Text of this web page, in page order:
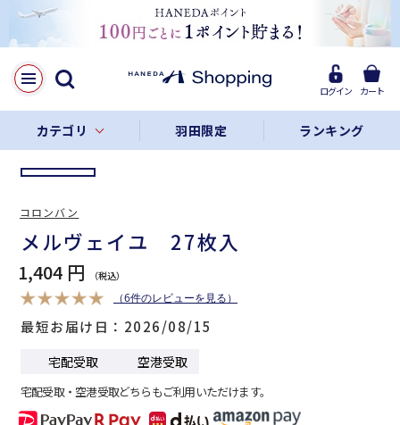
ログイン カート
カテゴリ 羽田限定 ランキング
LINE
Facebook
リンクをコピー
メルヴェイユ 27枚入
1,404 円
（6件のレビューを見る）
最短お届け日 2026/08/15
宅配受取 空港受取
宅配受取・空港受取どちらもご利用いただけます。
コロンバン